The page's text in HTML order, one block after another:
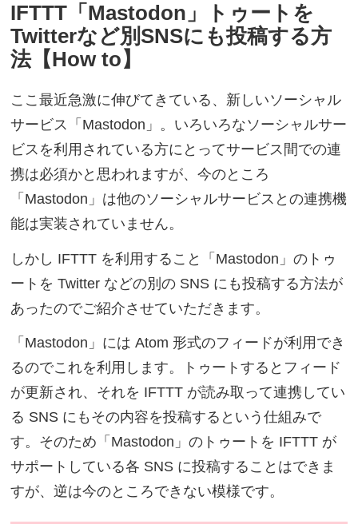
IFTTT「Mastodon」トゥートを
Twitterなど別SNSにも投稿する方
法【How to】
ここ最近急激に伸びてきている、新しいソーシャル
サービス「Mastodon」。いろいろなソーシャルサー
ビスを利用されている方にとってサービス間での連
携は必須かと思われますが、今のところ
「Mastodon」は他のソーシャルサービスとの連携機
能は実装されていません。
しかし IFTTT を利用すること「Mastodon」のトゥ
ートを Twitter などの別の SNS にも投稿する方法が
あったのでご紹介させていただきます。
「Mastodon」には Atom 形式のフィードが利用でき
るのでこれを利用します。トゥートするとフィード
が更新され、それを IFTTT が読み取って連携してい
る SNS にもその内容を投稿するという仕組みで
す。そのため「Mastodon」のトゥートを IFTTT が
サポートしている各 SNS に投稿することはできま
すが、逆は今のところできない模様です。